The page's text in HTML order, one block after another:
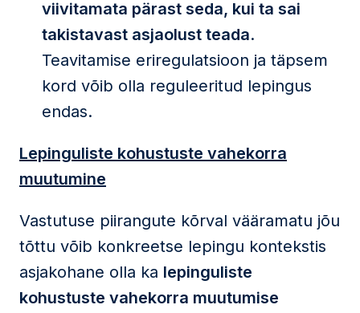
viivitamata pärast seda, kui ta sai
takistavast asjaolust teada.
Teavitamise eriregulatsioon ja täpsem
kord võib olla reguleeritud lepingus
endas.
Lepinguliste kohustuste vahekorra
muutumine
Vastutuse piirangute kõrval vääramatu jõu
tõttu võib konkreetse lepingu kontekstis
asjakohane olla ka lepinguliste
kohustuste vahekorra muutumise